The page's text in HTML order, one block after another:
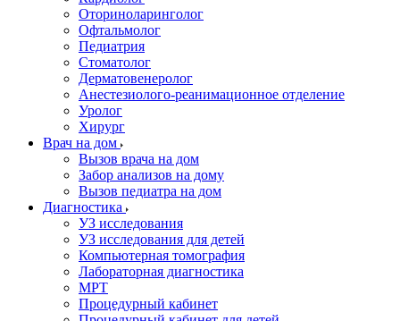
Оториноларинголог
Офтальмолог
Педиатрия
Стоматолог
Дерматовенеролог
Анестезиолого-реанимационное отделение
Уролог
Хирург
Врач на дом
Вызов врача на дом
Забор анализов на дому
Вызов педиатра на дом
Диагностика
УЗ исследования
УЗ исследования для детей
Компьютерная томография
Лабораторная диагностика
МРТ
Процедурный кабинет